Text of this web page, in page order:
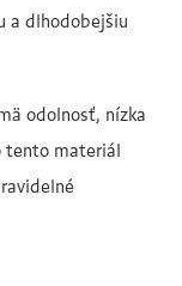
a dlhodobejšiu
odolnosť, nízka
tento materiál